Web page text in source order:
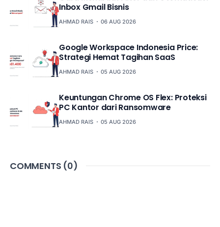
Inbox Gmail Bisnis
AHMAD RAIS 06 AUG 2026
Google Workspace Indonesia Price:
Strategi Hemat Tagihan SaaS
AHMAD RAIS 05 AUG 2026
Keuntungan Chrome OS Flex: Proteksi
PC Kantor dari Ransomware
AHMAD RAIS 05 AUG 2026
COMMENTS (0)